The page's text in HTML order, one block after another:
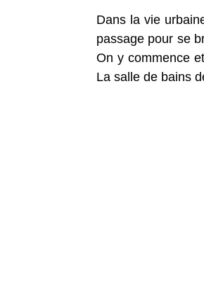
Dans la vie
passage pour se
On y commence
La salle de bains